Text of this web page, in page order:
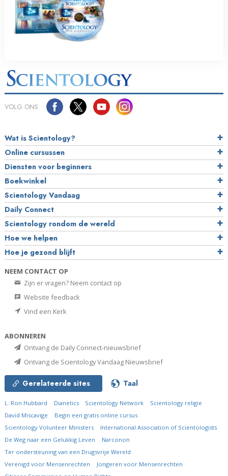
VOLG ONS
Wat is Scientology?
Online cursussen
Diensten voor beginners
Boekwinkel
Scientology Vandaag
Daily Connect
Scientology rondom de wereld
Hoe we helpen
Hoe je gezond blijft
NEEM CONTACT OP
Zijn er vragen? Neem contact op
Website feedback
Vind een Kerk
ABONNEREN
Ontvang de Daily Connect-nieuwsbrief
Ontvang de Scientology Vandaag Nieuwsbrief
Gerelateerde sites Taal
L. Ron Hubbard Dianetics Scientology Network
Scientology religie
David Miscavige
Begin een gratis online cursus
Scientology Volunteer Ministers
International Association of Scientologists
De Weg naar een Gelukkig Leven
Narconon
Ter ondersteuning van een Drugsvrije Wereld
Verenigd voor Mensenrechten
Jongeren voor Mensenrechten